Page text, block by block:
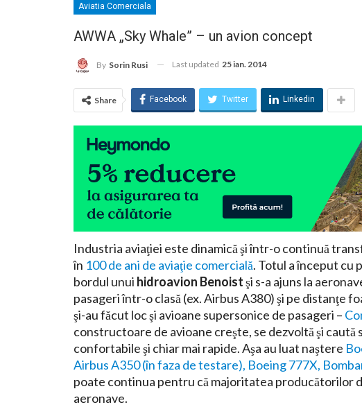
Aviatia Comerciala
AWWA „Sky Whale” – un avion concept
By Sorin Rusi Last updated 25 ian. 2014
Share Facebook Twitter Linkedin
Industria aviaţiei este dinamică şi într-o continuă
în 100 de ani de aviaţie comercială. Totul a început cu
bordul unui hidroavion Benoistşi s-a ajuns la
pasageri într-o clasă (ex. Airbus A380) şi pe distanţe
şi-au făcut loc şi avioane supersonice de pasageri –
constructoare de avioane creşte, se dezvoltă şi
confortabile şi chiar mai rapide. Aşa au luat naştere
Airbus A350 (în faza de testare), Boeing 777X,
poate continua pentru că majoritatea producătorilor
aeronave.